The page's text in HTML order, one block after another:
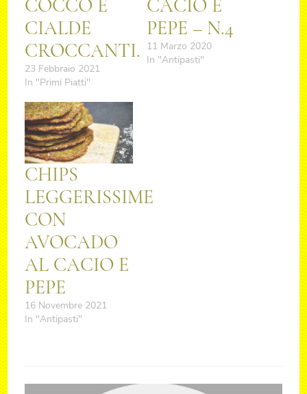
COCCO E
CIALDE
CROCCANTI.
23 Febbraio 2021
In "Primi Piatti"
CACIO E
PEPE – N.4
11 Marzo 2020
In "Antipasti"
CHIPS
LEGGERISSIME
CON
AVOCADO
AL CACIO E
PEPE
16 Novembre 2021
In "Antipasti"